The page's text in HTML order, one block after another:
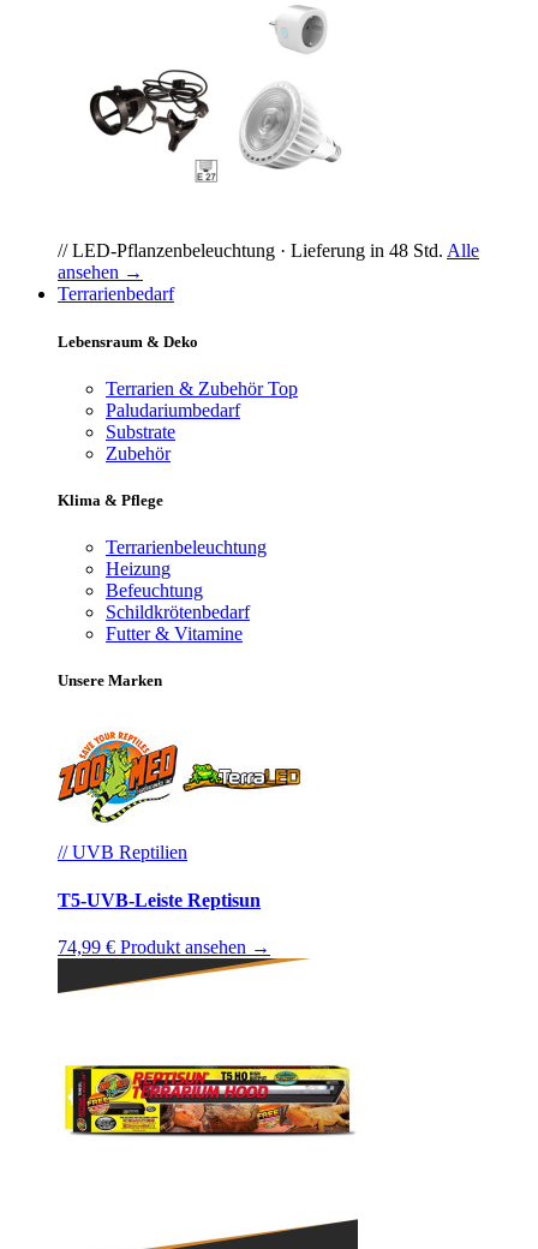
// LED-Pflanzenbeleuchtung · Lieferung in 48 Std. Alle
ansehen →
Terrarienbedarf
Lebensraum & Deko
Terrarien & ZubehörTop
Paludariumbedarf
Substrate
Zubehör
Klima & Pflege
Terrarienbeleuchtung
Heizung
Befeuchtung
Schildkrötenbedarf
Futter & Vitamine
Unsere Marken
// UVB Reptilien
T5-UVB-Leiste Reptisun
74,99 € Produkt ansehen →